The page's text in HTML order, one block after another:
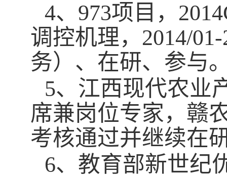
4、 973项目，
调控机理， 2014/
务）、在研、参与
5、江西现代农业
席兼岗位专家，赣
考核通过并继续在
6、教育部新世纪